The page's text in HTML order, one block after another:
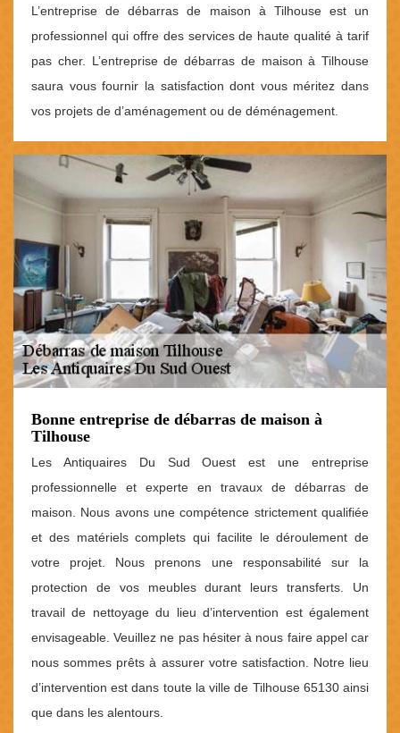
L’entreprise de débarras de maison à Tilhouse est un
professionnel qui offre des services de haute qualité à tarif
pas cher. L’entreprise de débarras de maison à Tilhouse
saura vous fournir la satisfaction dont vous méritez dans
vos projets de d’aménagement ou de déménagement.
Bonne entreprise de débarras de maison à
Tilhouse
Les Antiquaires Du Sud Ouest est une entreprise
professionnelle et experte en travaux de débarras de
maison. Nous avons une compétence strictement qualifiée
et des matériels complets qui facilite le déroulement de
votre projet. Nous prenons une responsabilité sur la
protection de vos meubles durant leurs transferts. Un
travail de nettoyage du lieu d’intervention est également
envisageable. Veuillez ne pas hésiter à nous faire appel car
nous sommes prêts à assurer votre satisfaction. Notre lieu
d’intervention est dans toute la ville de Tilhouse 65130 ainsi
que dans les alentours.